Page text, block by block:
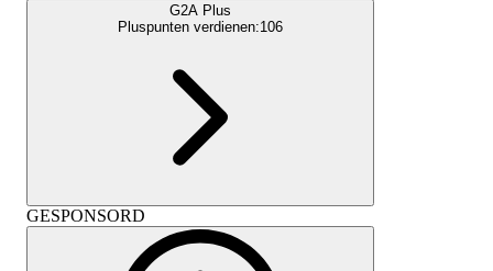
G2A Plus
Pluspunten verdienen:106
GESPONSORD